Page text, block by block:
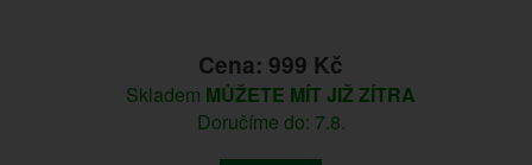
Cena: 999 Kč
Skladem MŮŽETE MÍT JIŽ ZÍTRA
Doručíme do: 7.8.